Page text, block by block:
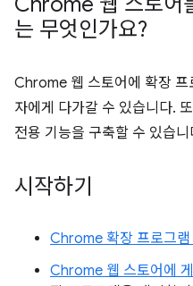
는 무엇인가요?
Chrome 웹 스토어에 확장 프
자에게 다가갈 수 있습니다.
전용 기능을 구축할 수 있습니
시작하기
Chrome 확장 프로그램
Chrome 웹 스토어에 게